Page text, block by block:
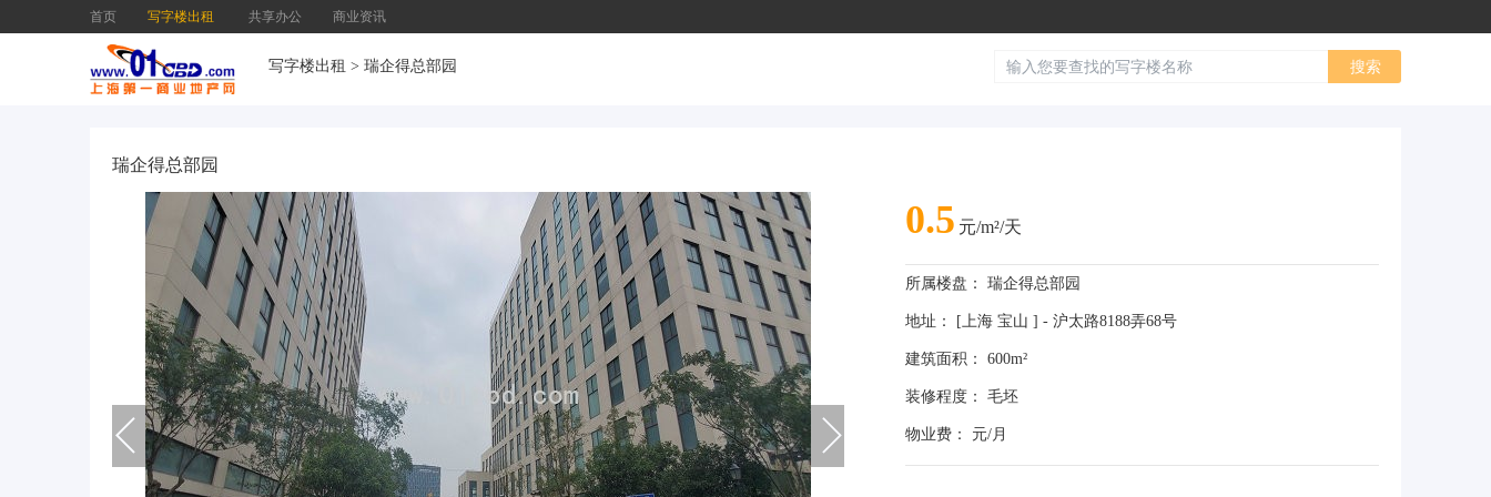
首页 写字楼出租 共享办公 商业资讯
写字楼出租 > 瑞企得总部园
瑞企得总部园
0.5 元/m²/天
所属楼盘： 瑞企得总部园
地址： [上海 宝山 ] - 沪太路8188弄68号
建筑面积： 600m²
装修程度： 毛坯
物业费： 元/月